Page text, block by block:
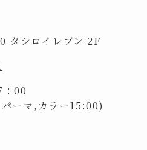
タシロイレブン 2F
：00
ーマ,カラー15:00)